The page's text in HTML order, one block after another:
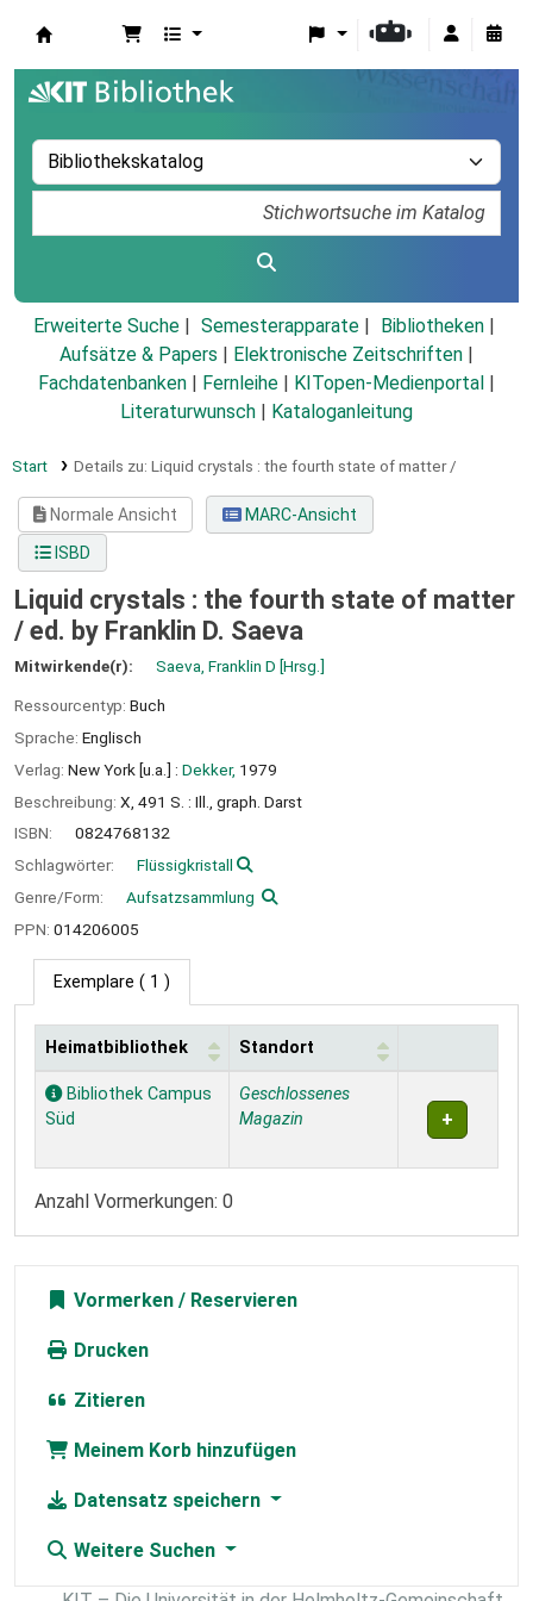
Erweiterte Suche Semesterapparate
Bibliotheken
Aufsätze & Papers
Elektronische Zeitschriften
Fachdatenbanken
Fernleihe KITopen-Medienportal
Literaturwunsch
Kataloganleitung
Start Details zu: Liquid crystals : the fourth state of matter /
Normale Ansicht
MARC-Ansicht
ISBD
Liquid crystals : the fourth state of matter
/ ed. by Franklin D. Saeva
Mitwirkende(r): Saeva, Franklin D [Hrsg.]
Ressourcentyp: Buch
Sprache: Englisch
Verlag: New York [u.a.] : Dekker, 1979
Beschreibung: X, 491 S. : Ill., graph. Darst
ISBN:
0824768132
Schlagwörter:
Flüssigkristall
Genre/Form:
Aufsatzsammlung
PPN: 014206005
Exemplare ( 1 )
Exemplare
Heimatbibliothek Standort
Bibliothek Campus
Süd
Geschlossenes
Magazin
Anzahl Vormerkungen: 0
Vormerken
Drucken
Zitieren
Meinem Korb hinzufügen
Datensatz speichern
Weitere Suchen